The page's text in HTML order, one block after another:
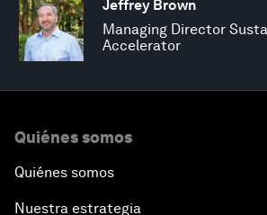
Jeffrey Brown
Managing Director
Accelerator
Quiénes somos
Quiénes somos
Nuestra estrategia